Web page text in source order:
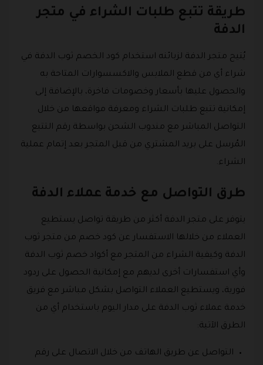
طريقة تتبع طلبات الشراء في متجر
الدفة
يُتيح متجر الدفة لزبائنه استخدام كود الخصم ثوب الدفة في
شراء أي من قطع الملابس والاكسسوارات المتاحة به
والحصول عليها بأسعار وخصومات فاخرة، بالإضافة إلى
إمكانية تتبع طلبات الشراء ومعرفة مواقعها من خلال
التواصل المباشر مع مندوب الشحن بواسطة رقم التتبع
المُرسل على بريد المشتري من قبل المتجر بعد إتمام عملية
الشراء.
طرق التواصل مع خدمة عملاء الدفة
يتوفر على متجر الدفة أكثر من طريقة تواصل يستطيع
العملاء من خلالها الاستفسار عن كود خصم من متجر ثوب
الدفة وكيفية الشراء من المتجر مع أكواد خصم ثوب الدفة
وأي استفسارات أخرى لديهم مع إمكانية الحصول على ردود
فورية، ويستطيع العملاء التواصل بشكل مباشر مع فريق
خدمة عملاء ثوب الدفة على مدار اليوم باستخدام أي من
الطرق الآتية:
التواصل عن طريق الهاتف من خلال الاتصال على رقم